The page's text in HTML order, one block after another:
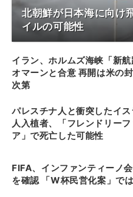
北朝鮮が日本海に向け
イルの可能性
イラン、ホルムズ海峡「新
オマーンと合意 再開は米の
次第
パレスチナ人と衝突したイ
人入植者、「フレンドリーフ
ア」で死亡した可能性
FIFA、インファンティーノ
を確認 「W杯民営化案」で